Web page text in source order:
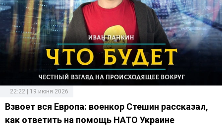
22:22 | 19 июня 2026
Взвоет вся Европа: военкор Стешин рассказал,
как ответить на помощь НАТО Украине